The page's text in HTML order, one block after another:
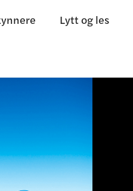
Lytt og les